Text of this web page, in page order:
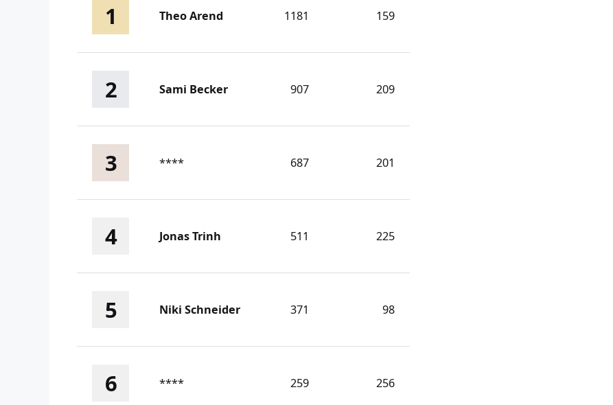
1 Theo Arend 1181 159
2 Sami Becker 907 209
3 **** 687 201
4 Jonas Trinh 511 225
5 Niki Schneider 371 98
6 **** 259 256